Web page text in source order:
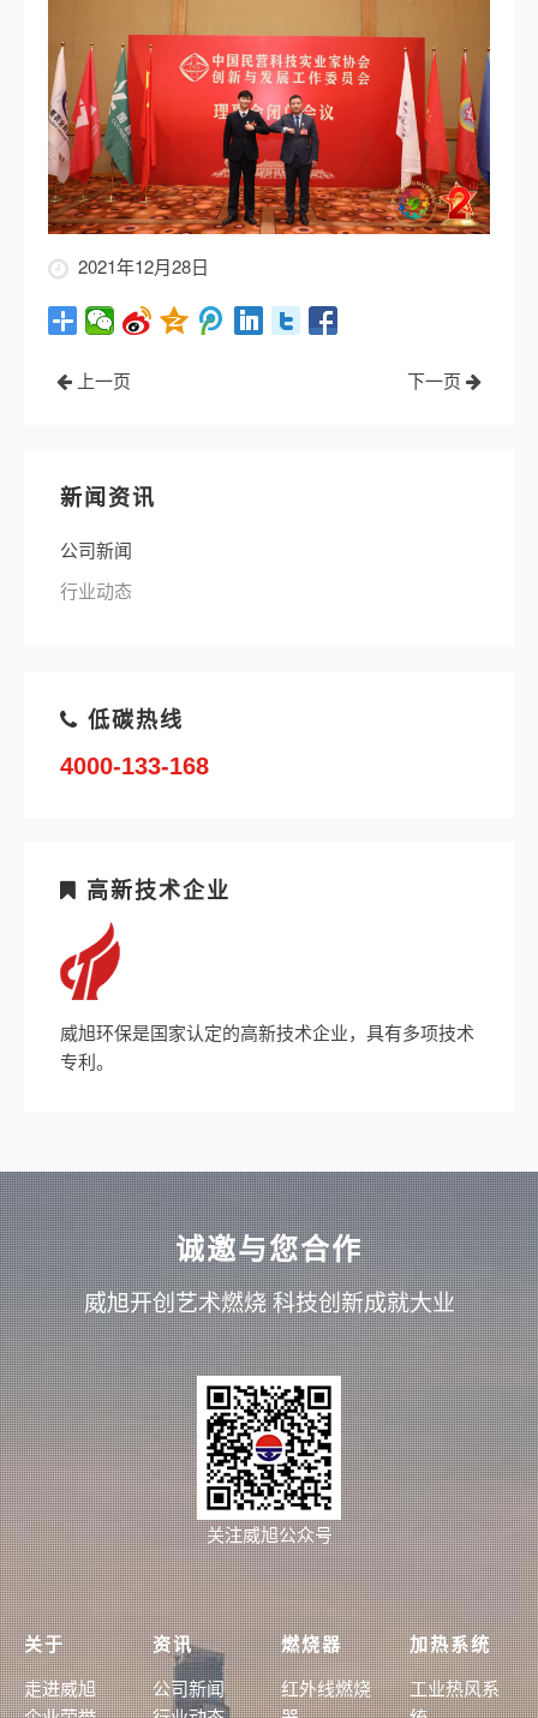
2021年12月28日
上一页 下一页
新闻资讯
公司新闻
行业动态
低碳热线
4000-133-168
高新技术企业
威旭环保是国家认定的高新技术企业，具有多项技术
专利。
诚邀与您合作
威旭开创艺术燃烧 科技创新成就大业
关注威旭公众号
关于
走进威旭
资讯
公司新闻
燃烧器
红外线燃烧
加热系统
工业热风系